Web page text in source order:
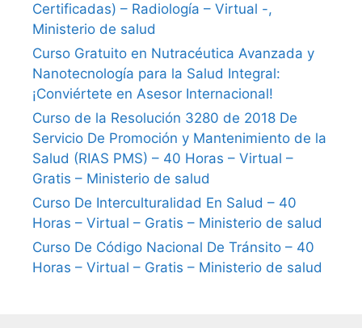
Certificadas) – Radiología – Virtual -,
Ministerio de salud
Curso Gratuito en Nutracéutica Avanzada y
Nanotecnología para la Salud Integral:
¡Conviértete en Asesor Internacional!
Curso de la Resolución 3280 de 2018 De
Servicio De Promoción y Mantenimiento de la
Salud (RIAS PMS) – 40 Horas – Virtual –
Gratis – Ministerio de salud
Curso De Interculturalidad En Salud – 40
Horas – Virtual – Gratis – Ministerio de salud
Curso De Código Nacional De Tránsito – 40
Horas – Virtual – Gratis – Ministerio de salud